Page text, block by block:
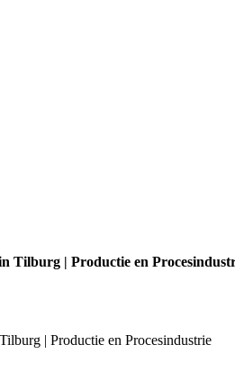
Tilburg | Productie en
| Productie en Procesindustrie